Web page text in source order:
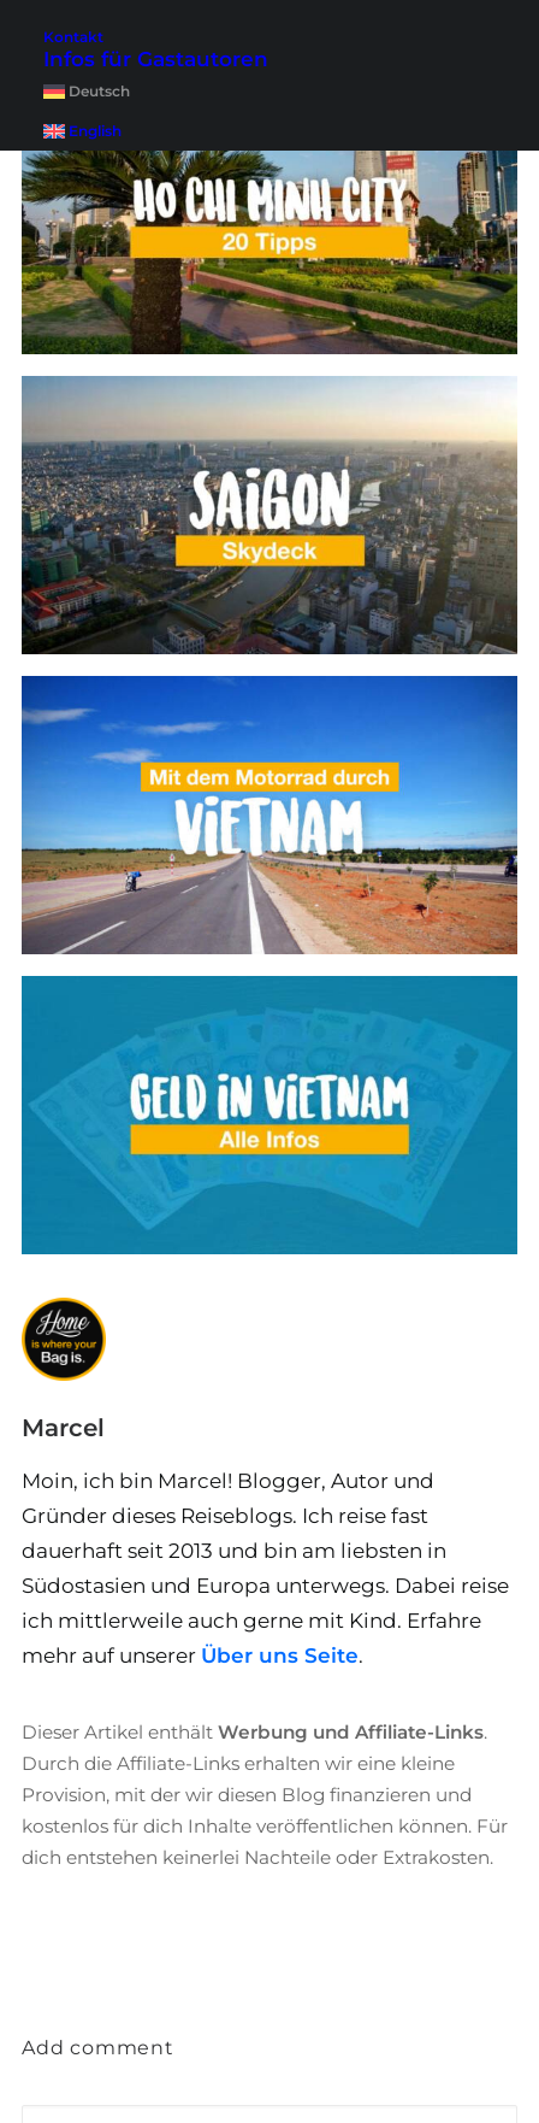
Kontakt
Infos für Gastautoren
Deutsch
English
Das könnte dir auch gefallen
Marcel
Moin, ich bin Marcel! Blogger, Autor und
Gründer dieses Reiseblogs. Ich reise fast
dauerhaft seit 2013 und bin am liebsten in
Südostasien und Europa unterwegs. Dabei reise
ich mittlerweile auch gerne mit Kind. Erfahre
mehr auf unserer Über uns Seite.
Dieser Artikel enthält Werbung und Affiliate-Links.
Durch die Affiliate-Links erhalten wir eine kleine
Provision, mit der wir diesen Blog finanzieren und
kostenlos für dich Inhalte veröffentlichen können. Für
dich entstehen keinerlei Nachteile oder Extrakosten.
Add comment